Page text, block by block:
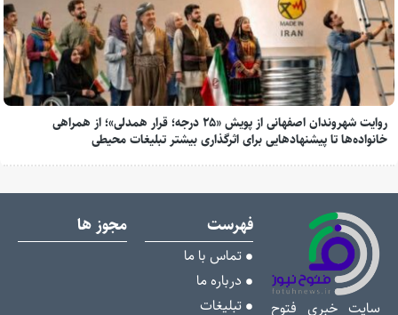
روایت شهروندان اصفهانی از پویش «۲۵ درجه؛ قرار همدلی»؛ از همراهی
خانواده‌ها تا پیشنهادهایی برای اثرگذاری بیشتر تبلیغات محیطی
سایت خبری فتوح
فهرست
تماس با ما
درباره ما
تبلیغات
مجوز ها